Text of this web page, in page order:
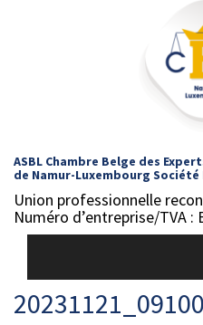
ASBL Chambre Belge des
de Namur-Luxembourg Société
Union professionnelle
Numéro d’entreprise/TVA :